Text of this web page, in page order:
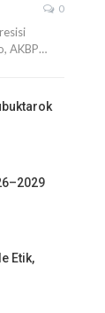
0
AKBP…
Etik,